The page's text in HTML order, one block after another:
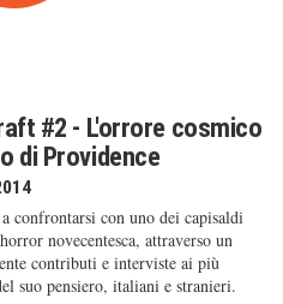
#2 - L'orrore cosmico
di Providence
confrontarsi con uno dei capisaldi
novecentesca, attraverso un
contributi e interviste ai più
suo pensiero, italiani e stranieri.